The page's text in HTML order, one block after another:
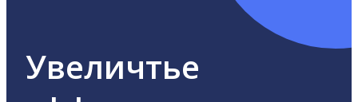
Увеличтье